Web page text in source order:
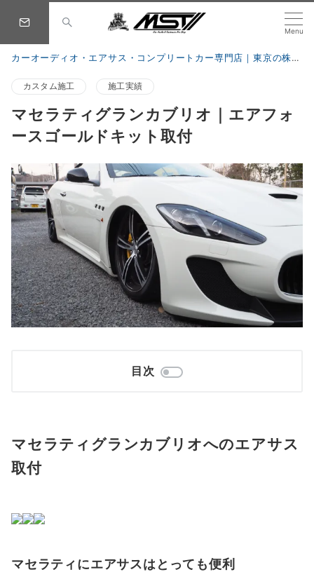
Menu
カーオーディオ・エアサス・コンプリートカー専門店｜東京の株式会社 MST
カスタム施工 施工実績
マセラティグランカブリオ｜エアフォ
ースゴールドキット取付
目次
マセラティグランカブリオへのエアサス
取付
マセラティにエアサスはとっても便利